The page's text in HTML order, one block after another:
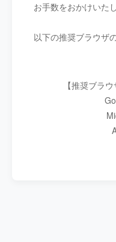
お手数をおかけいた
以下の推奨ブラウザ
【推奨ブラ